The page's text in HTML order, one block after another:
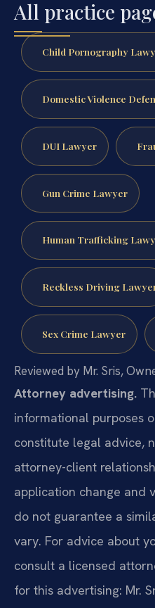
All practice
Child Pornography
Domestic Violence
DUI Lawyer
Gun Crime Lawyer
Human Trafficking
Reckless Driving
Sex Crime Lawyer
Reviewed by Mr. Sris,
Attorney advertising.
informational purposes
constitute legal advice,
attorney-client
application change and
do not guarantee a
vary. For advice about
consult a licensed
for this advertising: Mr.